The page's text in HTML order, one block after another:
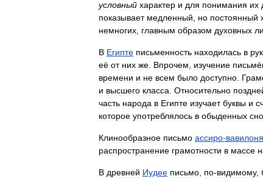
условный характер и для понимания их
показывает медленный, но постоянный
немногих, главным образом духовных
В Египте письменность находилась в
её от них же. Впрочем, изучение
времени и не всем было доступно.
и высшего класса. Относительно
часть народа в Египте изучает буквы и
которое употреблялось в обыденных
Клинообразное письмо ассиро-
распространение грамотности в массе
В древней Иудее письмо, по-видимому,